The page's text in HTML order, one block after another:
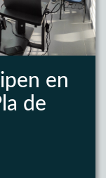
en
de